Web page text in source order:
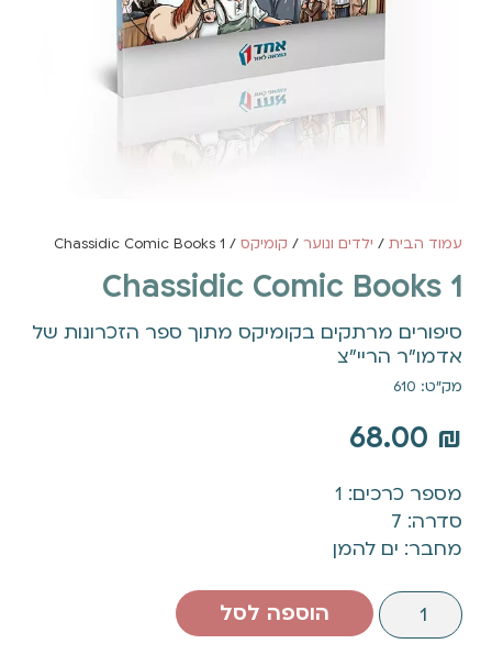
עמוד הבית/ ילדים ונוער/ קומיקס/ 1 Chassidic Comic Books
1 Chassidic Comic Books
סיפורים מרתקים בקומיקס מתוך ספר הזכרונות של
אדמו"ר הריי"צ
מק"ט: 610
68.00 ₪
מספר כרכים: 1
סדרה: 7
מחבר: ים להמן
הוספה לסל